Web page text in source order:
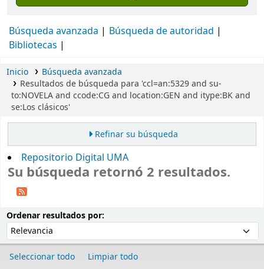
Búsqueda avanzada
Búsqueda de autoridad
Bibliotecas
Inicio
Búsqueda avanzada
Resultados de búsqueda para 'ccl=an:5329 and su-
to:NOVELA and ccode:CG and location:GEN and itype:BK and
se:Los clásicos'
Refinar su búsqueda
Repositorio Digital UMA
Su búsqueda retornó 2 resultados.
Ordenar resultados por:
Seleccionar todo
Limpiar todo